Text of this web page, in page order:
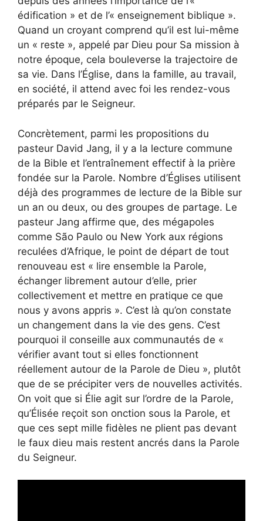
édification » et de l’« enseignement biblique ».
Quand un croyant comprend qu’il est lui-même
un « reste », appelé par Dieu pour Sa mission à
notre époque, cela bouleverse la trajectoire de
sa vie. Dans l’Église, dans la famille, au travail,
en société, il attend avec foi les rendez-vous
préparés par le Seigneur.
Concrètement, parmi les propositions du
pasteur David Jang, il y a la lecture commune
de la Bible et l’entraînement effectif à la prière
fondée sur la Parole. Nombre d’Églises utilisent
déjà des programmes de lecture de la Bible sur
un an ou deux, ou des groupes de partage. Le
pasteur Jang affirme que, des mégapoles
comme São Paulo ou New York aux régions
reculées d’Afrique, le point de départ de tout
renouveau est « lire ensemble la Parole,
échanger librement autour d’elle, prier
collectivement et mettre en pratique ce que
nous y avons appris ». C’est là qu’on constate
un changement dans la vie des gens. C’est
pourquoi il conseille aux communautés de «
vérifier avant tout si elles fonctionnent
réellement autour de la Parole de Dieu », plutôt
que de se précipiter vers de nouvelles activités.
On voit que si Élie agit sur l’ordre de la Parole,
qu’Élisée reçoit son onction sous la Parole, et
que ces sept mille fidèles ne plient pas devant
le faux dieu mais restent ancrés dans la Parole
du Seigneur.